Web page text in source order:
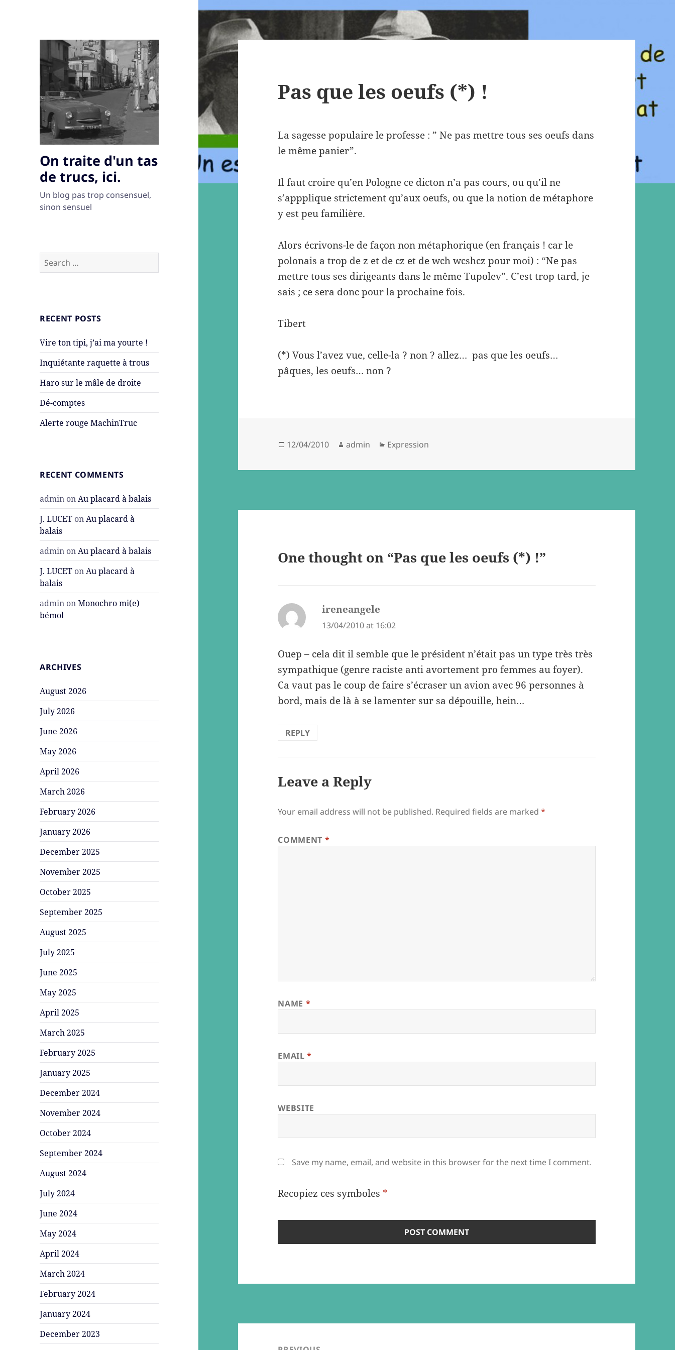
On traite d'un tas
de trucs, ici.
Un blog pas trop consensuel,
sinon sensuel
Search
for:
RECENT POSTS
Vire ton tipi, j’ai ma yourte !
Inquiétante raquette à trous
Haro sur le mâle de droite
Dé-comptes
Alerte rouge MachinTruc
RECENT COMMENTS
admin onAu placard à balais
J. LUCET onAu placard à
balais
admin onAu placard à balais
J. LUCET onAu placard à
balais
admin onMonochro mi(e)
bémol
ARCHIVES
August 2026
July 2026
June 2026
May 2026
April 2026
March 2026
February 2026
January 2026
December 2025
November 2025
October 2025
September 2025
August 2025
July 2025
June 2025
May 2025
April 2025
March 2025
February 2025
January 2025
December 2024
November 2024
October 2024
September 2024
August 2024
July 2024
June 2024
May 2024
April 2024
March 2024
February 2024
January 2024
December 2023
Pas que les oeufs (*) !
La sagesse populaire le professe : ” Ne pas mettre tous ses oeufs dans
le même panier”.
Il faut croire qu’en Pologne ce dicton n’a pas cours, ou qu’il ne
s’appplique strictement qu’aux oeufs, ou que la notion de métaphore
y est peu familière.
Alors écrivons-le de façon non métaphorique (en français ! car le
polonais a trop de z et de cz et de wch wcshcz pour moi) : “Ne pas
mettre tous ses dirigeants dans le même Tupolev”. C’est trop tard, je
sais ; ce sera donc pour la prochaine fois.
Tibert
(*) Vous l’avez vue, celle-la ? non ? allez… pas que les oeufs…
pâques, les oeufs… non ?
Posted
12/04/2010 Author
admin Categories
Expression
One thought on “Pas que les oeufs (*) !”
ireneangele
13/04/2010 at 16:02
Ouep – cela dit il semble que le président n’était pas un type très très
sympathique (genre raciste anti avortement pro femmes au foyer).
Ca vaut pas le coup de faire s’écraser un avion avec 96 personnes à
bord, mais de là à se lamenter sur sa dépouille, hein…
REPLY
Leave a Reply
Your email address will not be published. Required fields are marked*
COMMENT *
NAME *
EMAIL*
WEBSITE
Save my name, email, and website in this browser for the next time I comment.
Recopiez ces symboles *
navigation